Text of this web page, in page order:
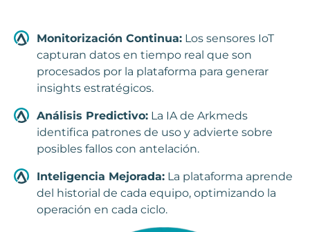
Monitorización Continua:Los sensores IoT
capturan datos en tiempo real que son
procesados por la plataforma para generar
insights estratégicos.
Análisis Predictivo:La IA de Arkmeds
identifica patrones de uso y advierte sobre
posibles fallos con antelación.
Inteligencia Mejorada:La plataforma aprende
del historial de cada equipo, optimizando la
operación en cada ciclo.